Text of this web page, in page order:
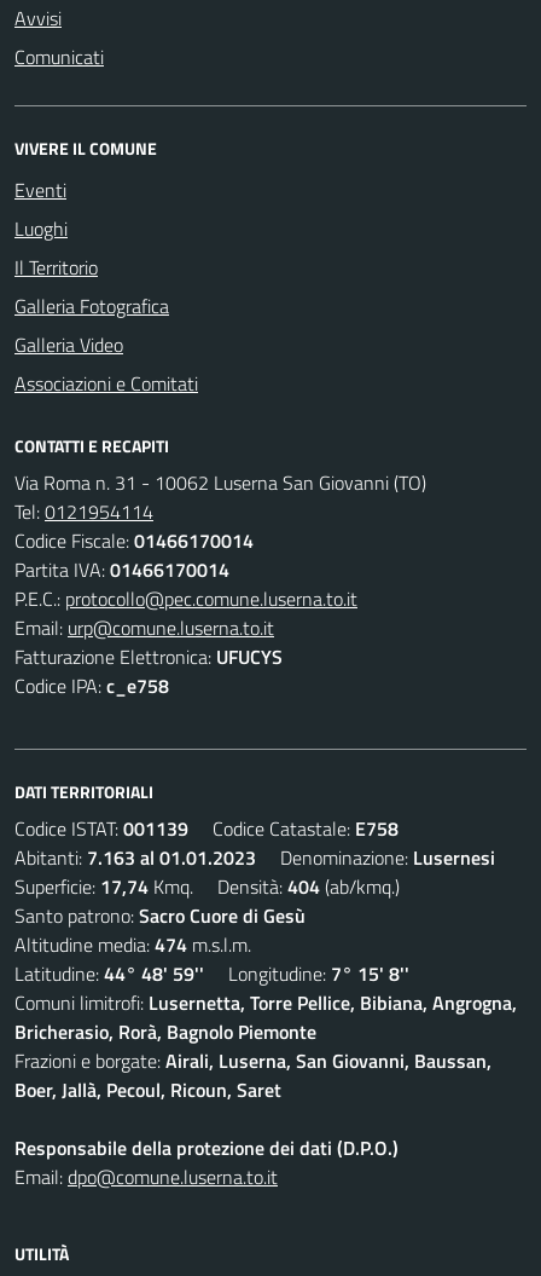
Avvisi
Comunicati
VIVERE IL COMUNE
Eventi
Luoghi
Il Territorio
Galleria Fotografica
Galleria Video
Associazioni e Comitati
CONTATTI E RECAPITI
Via Roma n. 31 - 10062 Luserna San Giovanni (TO)
Tel:0121954114
Codice Fiscale:01466170014
Partita IVA:01466170014
P.E.C.: protocollo@pec.comune.luserna.to.it
Email: urp@comune.luserna.to.it
Fatturazione Elettronica: UFUCYS
Codice IPA:c_e758
DATI TERRITORIALI
Codice ISTAT:001139 Codice Catastale: E758
Abitanti: 7.163 al 01.01.2023 Denominazione: Lusernesi
Superficie: 17,74 Kmq. Densità:404(ab/kmq.)
Santo patrono:Sacro Cuore di Gesù
Altitudine media:474 m.s.l.m.
Latitudine:44° 48' 59'' Longitudine: 7° 15' 8''
Comuni limitrofi: Lusernetta, Torre Pellice, Bibiana, Angrogna,
Bricherasio, Rorà, Bagnolo Piemonte
Frazioni e borgate:Airali, Luserna, San Giovanni, Baussan,
Boer, Jallà, Pecoul, Ricoun, Saret
Responsabile della protezione dei dati (D.P.O.)
Email:dpo@comune.luserna.to.it
UTILITÀ